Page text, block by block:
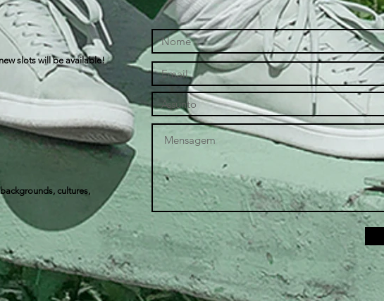
slots will be available!
cultures,